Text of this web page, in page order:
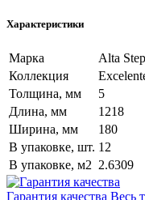
Характеристики
Марка
Alta Step
Коллекция
Толщина, мм
5
Длина, мм
1218
Ширина, мм
180
В упаковке, шт. 12
В упаковке, м2 2.6309
Гарантия качества Весь